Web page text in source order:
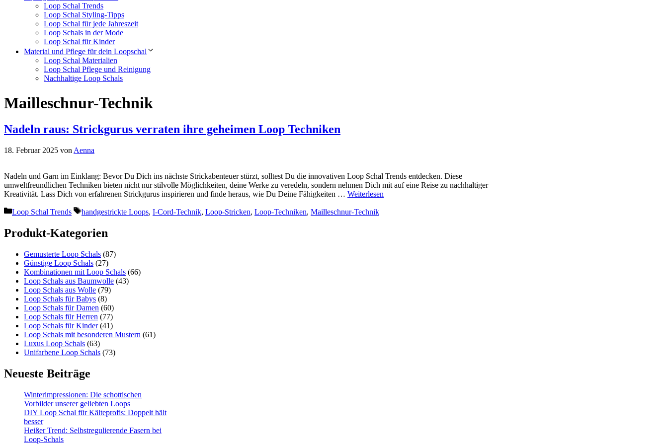
Loop Schal Trends
Loop Schal Styling-Tipps
Loop Schal für jede Jahreszeit
Loop Schals in der Mode
Loop Schal für Kinder
Material und Pflege für dein Loopschal
Loop Schal Materialien
Loop Schal Pflege und Reinigung
Nachhaltige Loop Schals
Mailleschnur-Technik
Nadeln raus: Strickgurus verraten ihre geheimen Loop Techniken
18. Februar 2025 von Aenna
Nadeln und Garn im Einklang: Bevor Du Dich ins nächste Strickabenteuer stürzt, solltest Du die innovativen Loop Schal Trends entdecken. Diese
umweltfreundlichen Techniken bieten nicht nur stilvolle Möglichkeiten, deine Werke zu veredeln, sondern nehmen Dich mit auf eine Reise zu nachhaltiger
Kreativität. Lass Dich von erfahrenen Strickgurus inspirieren und finde heraus, wie Du Deine Fähigkeiten … Weiterlesen
Kategorien
Loop Schal Trends Schlagwörter
handgestrickte Loops, I-Cord-Technik, Loop-Stricken, Loop-Techniken, Mailleschnur-Technik
Produkt-Kategorien
Gemusterte Loop Schals (87)
Günstige Loop Schals (27)
Kombinationen mit Loop Schals (66)
Loop Schals aus Baumwolle (43)
Loop Schals aus Wolle (79)
Loop Schals für Babys (8)
Loop Schals für Damen (60)
Loop Schals für Herren (77)
Loop Schals für Kinder (41)
Loop Schals mit besonderen Mustern (61)
Luxus Loop Schals (63)
Unifarbene Loop Schals (73)
Neueste Beiträge
Winterimpressionen: Die schottischen
Vorbilder unserer geliebten Loops
DIY Loop Schal für Kälteprofis: Doppelt hält
besser
Heißer Trend: Selbstregulierende Fasern bei
Loop-Schals